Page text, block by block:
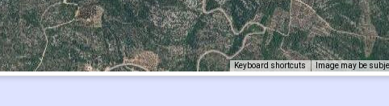
Keyboard shortcuts Image may be